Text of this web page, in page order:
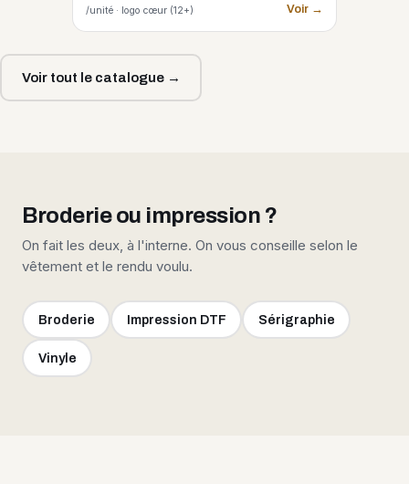
/unité · logo cœur (12+) Voir →
Voir tout le catalogue →
Broderie ou impression ?
On fait les deux, à l'interne. On vous conseille selon le
vêtement et le rendu voulu.
Broderie Impression DTF Sérigraphie
Vinyle